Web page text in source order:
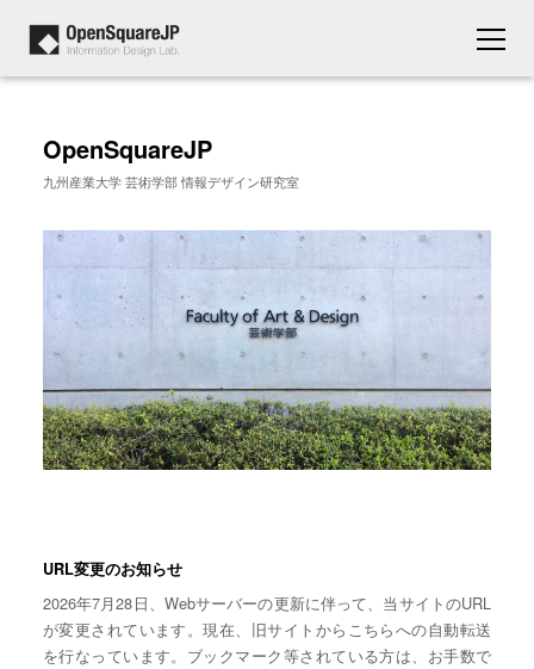
OpenSquareJP
九州産業大学 芸術学部 情報デザイン研究室
URL変更のお知らせ
2026年7月28日、Webサーバーの更新に伴って、当サイトのURL
が変更されています。現在、旧サイトからこちらへの自動転送
を行なっています。ブックマーク等されている方は、お手数で